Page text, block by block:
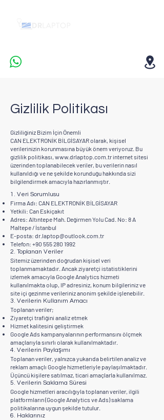
Gizlilik Politikası
Gizliliğiniz Bizim İçin Önemli
CAN ELEKTRONİK BİLGİSAYAR olarak, kişisel
verilerinizin korunmasına büyük önem veriyoruz. Bu
gizlilik politikası, www.drlaptop.com.trinternet sitesi
üzerinden toplanabilecek veriler, bu verilerin nasıl
kullanıldığı ve ne şekilde korunduğu hakkında sizi
bilgilendirmek amacıyla hazırlanmıştır.
1. Veri Sorumlusu
Firma Adı: CAN ELEKTRONİK BİLGİSAYAR
Yetkili: Can Eskiçakıt
Adres: Altıntepe Mah. Değirmen Yolu Cad. No: 8 A
Maltepe / İstanbul
E-posta: dr.laptop@outlook.com.tr
Telefon: +90 555 280 1992
2. Toplanan Veriler
Sitemiz üzerinden doğrudan kişisel veri
toplanmamaktadır. Ancak ziyaretçi istatistiklerini
izlemek amacıyla Google Analytics hizmeti
kullanılmakta olup, IP adresiniz, konum bilgileriniz ve
site içi gezinme verileriniz anonim şekilde işlenebilir.
3. Verilerin Kullanım Amacı
Toplanan veriler;
Ziyaretçi trafiğini analiz etmek
Hizmet kalitesini geliştirmek
Google Ads kampanyalarının performansını ölçmek
amaçlarıyla sınırlı olarak kullanılmaktadır.
4. Verilerin Paylaşımı
Toplanan veriler, yalnızca yukarıda belirtilen analiz ve
reklam amaçlı Google hizmetleriyle paylaşılmaktadır.
Üçüncü kişilere satılmaz, ticari amaçlarla kullanılmaz.
5. Verilerin Saklama Süresi
Google hizmetleri aracılığıyla toplanan veriler, ilgili
platformların (Google Analytics ve Ads) saklama
politikalarına uygun şekilde tutulur.
6. Haklarınız